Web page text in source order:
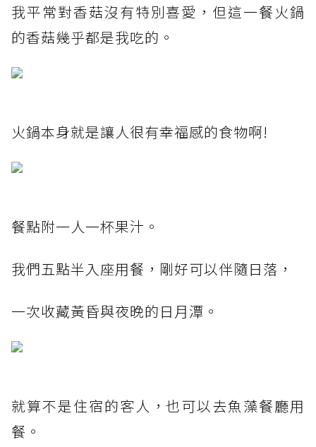
我平常對香菇沒有特別喜愛，但這一餐火鍋
的香菇幾乎都是我吃的。
火鍋本身就是讓人很有幸福感的食物啊!
餐點附一人一杯果汁。
我們五點半入座用餐，剛好可以伴隨日落，
一次收藏黃昏與夜晚的日月潭。
就算不是住宿的客人，也可以去魚藻餐廳用
餐。